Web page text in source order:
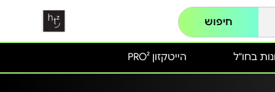
חיפוש
הייטקזון PRO² בחו"ל